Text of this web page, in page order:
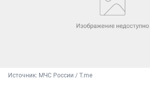
Источник: МЧС России / T.me